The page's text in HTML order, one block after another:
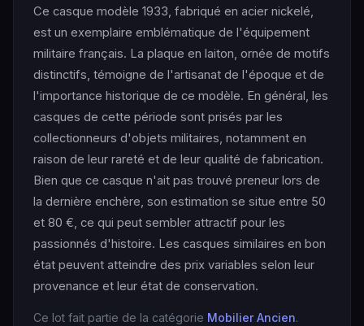
Ce casque modèle 1933, fabriqué en acier nickelé,
est un exemplaire emblématique de l'équipement
militaire français. La plaque en laiton, ornée de motifs
distinctifs, témoigne de l'artisanat de l'époque et de
l'importance historique de ce modèle. En général, les
casques de cette période sont prisés par les
collectionneurs d'objets militaires, notamment en
raison de leur rareté et de leur qualité de fabrication.
Bien que ce casque n'ait pas trouvé preneur lors de
la dernière enchère, son estimation se situe entre 50
et 80 €, ce qui peut sembler attractif pour les
passionnés d'histoire. Les casques similaires en bon
état peuvent atteindre des prix variables selon leur
provenance et leur état de conservation.
Ce lot fait partie de la catégorie Mobilier Ancien.